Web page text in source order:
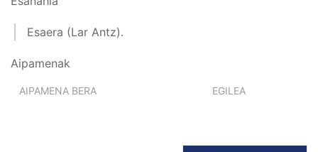
Esaera (Lar Antz).
Aipamenak
AIPAMENA BERA EGILEA